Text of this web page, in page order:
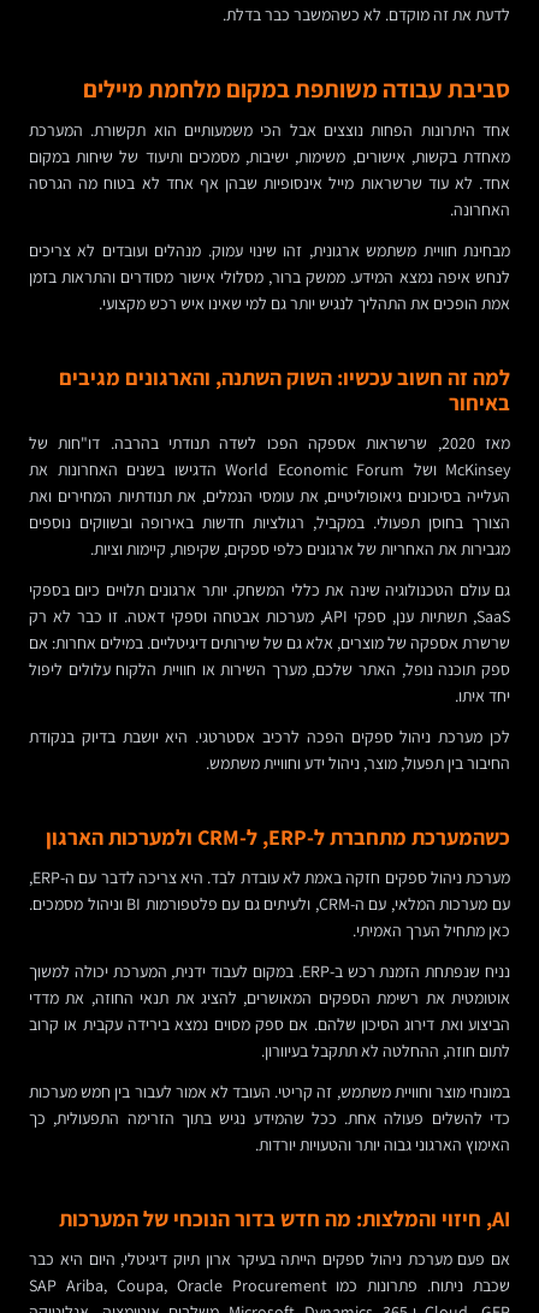
לדעת את זה מוקדם. לא כשהמשבר כבר בדלת.
סביבת עבודה משותפת במקום מלחמת מיילים
אחד היתרונות הפחות נוצצים אבל הכי משמעותיים הוא תקשורת. המערכת
מאחדת בקשות, אישורים, משימות, ישיבות, מסמכים ותיעוד של שיחות במקום
אחד. לא עוד שרשראות מייל אינסופיות שבהן אף אחד לא בטוח מה הגרסה
האחרונה.
מבחינת חוויית משתמש ארגונית, זהו שינוי עמוק. מנהלים ועובדים לא צריכים
לנחש איפה נמצא המידע. ממשק ברור, מסלולי אישור מסודרים והתראות בזמן
אמת הופכים את התהליך לנגיש יותר גם למי שאינו איש רכש מקצועי.
למה זה חשוב עכשיו: השוק השתנה, והארגונים מגיבים
באיחור
מאז 2020, שרשראות אספקה הפכו לשדה תנודתי בהרבה. דו"חות של
McKinsey ושל World Economic Forum הדגישו בשנים האחרונות את
העלייה בסיכונים גיאופוליטיים, את עומסי הנמלים, את תנודתיות המחירים ואת
הצורך בחוסן תפעולי. במקביל, רגולציות חדשות באירופה ובשווקים נוספים
מגבירות את האחריות של ארגונים כלפי ספקים, שקיפות, קיימות וציות.
גם עולם הטכנולוגיה שינה את כללי המשחק. יותר ארגונים תלויים כיום בספקי
SaaS, תשתיות ענן, ספקי API, מערכות אבטחה וספקי דאטה. זו כבר לא רק
שרשרת אספקה של מוצרים, אלא גם של שירותים דיגיטליים. במילים אחרות: אם
ספק תוכנה נופל, האתר שלכם, מערך השירות או חוויית הלקוח עלולים ליפול
יחד איתו.
לכן מערכת ניהול ספקים הפכה לרכיב אסטרטגי. היא יושבת בדיוק בנקודת
החיבור בין תפעול, מוצר, ניהול ידע וחוויית משתמש.
כשהמערכת מתחברת ל-ERP, ל-CRM ולמערכות הארגון
מערכת ניהול ספקים חזקה באמת לא עובדת לבד. היא צריכה לדבר עם ה-ERP,
עם מערכות המלאי, עם ה-CRM, ולעיתים גם עם פלטפורמות BI וניהול מסמכים.
כאן מתחיל הערך האמיתי.
נניח שנפתחת הזמנת רכש ב-ERP. במקום לעבוד ידנית, המערכת יכולה למשוך
אוטומטית את רשימת הספקים המאושרים, להציג את תנאי החוזה, את מדדי
הביצוע ואת דירוג הסיכון שלהם. אם ספק מסוים נמצא בירידה עקבית או קרוב
לתום חוזה, ההחלטה לא תתקבל בעיוורון.
במונחי מוצר וחוויית משתמש, זה קריטי. העובד לא אמור לעבור בין חמש מערכות
כדי להשלים פעולה אחת. ככל שהמידע נגיש בתוך הזרימה התפעולית, כך
האימוץ הארגוני גבוה יותר והטעויות יורדות.
AI, חיזוי והמלצות: מה חדש בדור הנוכחי של המערכות
אם פעם מערכת ניהול ספקים הייתה בעיקר ארון תיוק דיגיטלי, היום היא כבר
שכבת ניתוח. פתרונות כמו SAP Ariba, Coupa, Oracle Procurement